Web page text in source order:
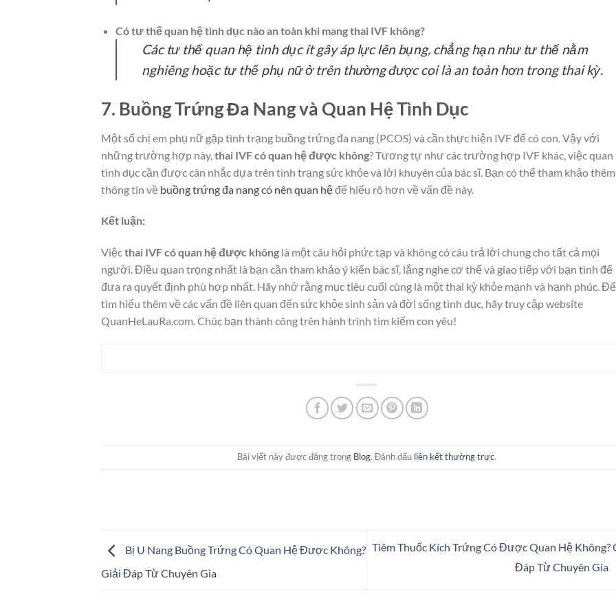
Có tư thế quan hệ tình dục nào an toàn khi mang thai IVF không?
Các tư thế quan hệ tình dục ít gây áp lực lên bụng, chẳng hạn như tư thế nằm
nghiêng hoặc tư thế phụ nữ ở trên thường được coi là an toàn hơn trong thai kỳ.
7. Buồng Trứng Đa Nang và Quan Hệ Tình Dục
Một số chị em phụ nữ gặp tình trạng buồng trứng đa nang (PCOS) và cần thực hiện IVF để có con. Vậy với
những trường hợp này, thai IVF có quan hệ được không? Tương tự như các trường hợp IVF khác, việc quan
tình dục cần được cân nhắc dựa trên tình trạng sức khỏe và lời khuyên của bác sĩ. Bạn có thể tham khảo thêm
thông tin về buồng trứng đa nang có nên quan hệđể hiểu rõ hơn về vấn đề này.
Kết luận:
Việcthai IVF có quan hệ được không là một câu hỏi phức tạp và không có câu trả lời chung cho tất cả mọi
người. Điều quan trọng nhất là bạn cần tham khảo ý kiến bác sĩ, lắng nghe cơ thể và giao tiếp với bạn tình để
đưa ra quyết định phù hợp nhất. Hãy nhớ rằng mục tiêu cuối cùng là một thai kỳ khỏe mạnh và hạnh phúc. Để
tìm hiểu thêm về các vấn đề liên quan đến sức khỏe sinh sản và đời sống tình dục, hãy truy cập website
QuanHeLauRa.com. Chúc bạn thành công trên hành trình tìm kiếm con yêu!
Bài viết này được đăng trong Blog. Đánh dấu liên kết thường trực.
Bị U Nang Buồng Trứng Có Quan Hệ Được Không?
Giải Đáp Từ Chuyên Gia
Tiêm Thuốc Kích Trứng Có Được Quan Hệ Không?
Đáp Từ Chuyên Gia